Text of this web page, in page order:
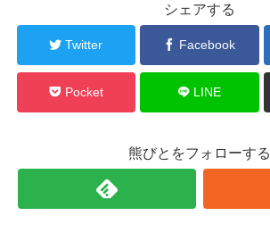
シェアする
Twitter Facebook
Pocket LINE
熊びとをフォローする